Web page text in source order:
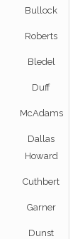
Bullock
Roberts
Bledel
Duff
McAdams
Dallas
Howard
Cuthbert
Garner
Dunst